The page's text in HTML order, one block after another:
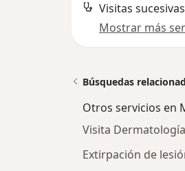
Visitas
Mostrar más
Búsquedas
Otros servicios en
Visita
Extirpación de